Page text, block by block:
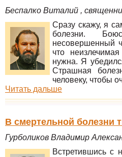
Беспалко Виталий ,
Сразу скажу, я
болезни.
несовершенный
что
нужна. Я
Страшная
человеку, чтобы
Читать дальше
В смертельной болезни
Гурболиков Владимир
Встретившись с